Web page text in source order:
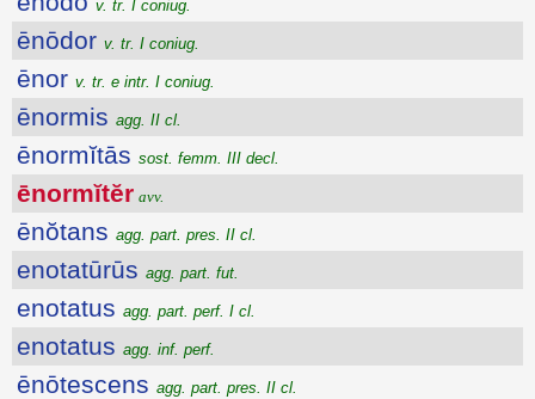
v. tr. I coniug.
ēnōdor v. tr. I coniug.
ēnor v. tr. e intr. I coniug.
ēnormis agg. II cl.
ēnormĭtās sost. femm. III decl.
ēnormĭtĕr avv.
ēnŏtans agg. part. pres. II cl.
enotatūrūs agg. part. fut.
enotatus agg. part. perf. I cl.
enotatus agg. inf. perf.
ēnōtescens agg. part. pres. II cl.